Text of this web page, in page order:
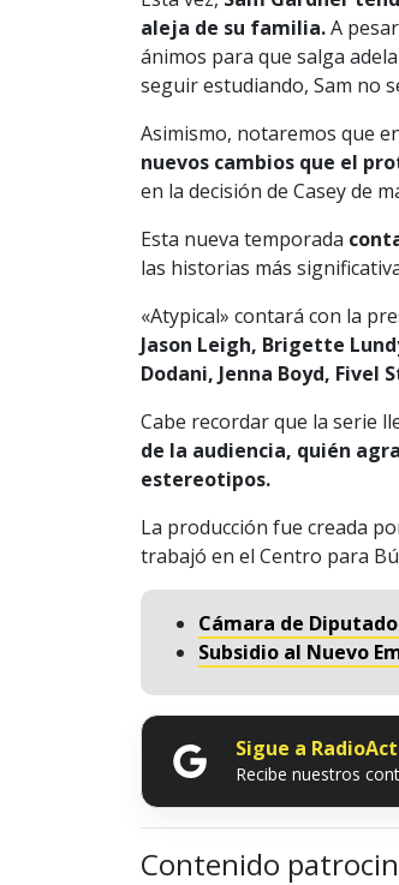
aleja de su familia.A
ánimos para que salga
seguir estudiando, Sam no
Asimismo, notaremos que
nuevos cambios que el
en la decisión de Casey de
Esta nueva temporada
las historias más
«Atypical» contará con la
Jason Leigh, Brigette
Dodani, Jenna Boyd, Fivel
Cabe recordar que la serie
de la audiencia, quién
estereotipos.
La producción fue creada
trabajó en el Centro para
Cámara de
Subsidio al Nuevo
Sigue a
Recibe nuestros
Contenido